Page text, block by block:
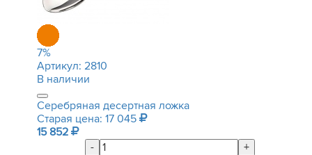
7%
Артикул: 2810
В наличии
Серебряная десертная ложка
Старая цена: 17 045
15 852
-
+